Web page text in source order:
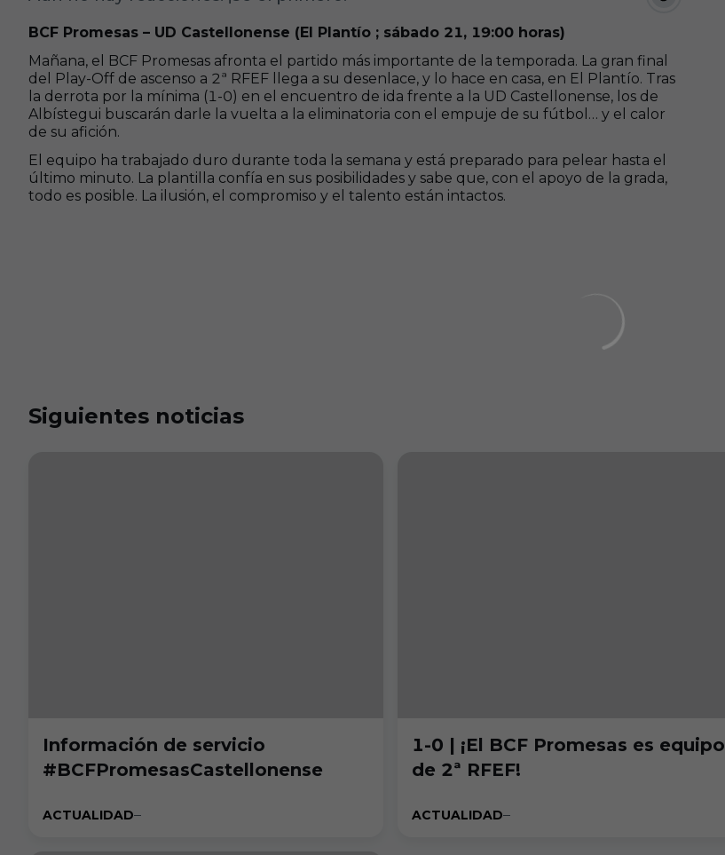
BCF Promesas – UD Castellonense (El Plantío ; sábado 21, 19:00 horas)
Mañana, el BCF Promesas afronta el partido más importante de la temporada. La gran final
del Play-Off de ascenso a 2ª RFEF llega a su desenlace, y lo hace en casa, en El Plantío. Tras
la derrota por la mínima (1-0) en el encuentro de ida frente a la UD Castellonense, los de
Albístegui buscarán darle la vuelta a la eliminatoria con el empuje de su fútbol… y el calor
de su afición.
El equipo ha trabajado duro durante toda la semana y está preparado para pelear hasta el
último minuto. La plantilla confía en sus posibilidades y sabe que, con el apoyo de la grada,
todo es posible. La ilusión, el compromiso y el talento están intactos.
Siguientes noticias
Información de servicio
#BCFPromesasCastellonense
ACTUALIDAD
1-0 | ¡El BCF Promesas es equipo
de 2ª RFEF!
ACTUALIDAD